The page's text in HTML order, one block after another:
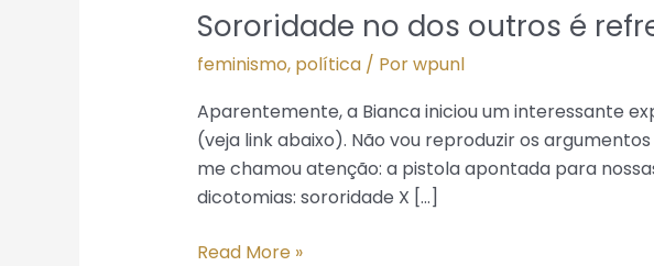
Sororidade no dos outros é
feminismo, política/ Porwpunl
Aparentemente, a Bianca iniciou um interessante
(veja link abaixo). Não vou reproduzir os
me chamou atenção: a pistola apontada para
dicotomias: sororidade X […]
Sororidade
dos
outros
é
refresco
Read More »